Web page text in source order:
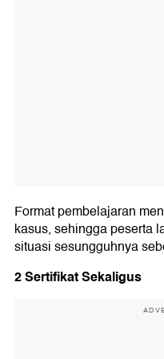
Format pembelajaran
kasus, sehingga peserta
situasi sesungguhnya
2 Sertifikat Sekaligus